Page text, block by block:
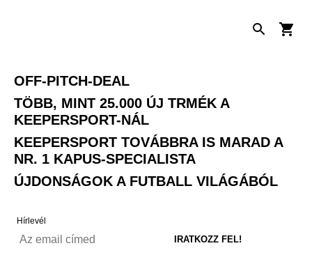
OFF-PITCH-DEAL
TÖBB, MINT 25.000 ÚJ TRMÉK A
KEEPERSPORT-NÁL
KEEPERSPORT TOVÁBBRA IS MARAD A
NR. 1 KAPUS-SPECIALISTA
ÚJDONSÁGOK A FUTBALL VILÁGÁBÓL
Hírlevél